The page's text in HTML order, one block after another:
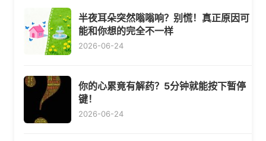
半夜耳朵突然嗡嗡响？别慌！真正原因可
能和你想的完全不一样
2026-06-24
你的心累竟有解药？5分钟就能按下暂停
键！
2026-06-24